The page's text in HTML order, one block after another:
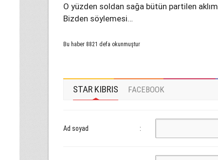
O yüzden soldan sağa bütün partilen
Bizden söylemesi…
Bu haber 8821 defa okunmuştur
STAR KIBRIS FACEBOOK
Ad soyad :